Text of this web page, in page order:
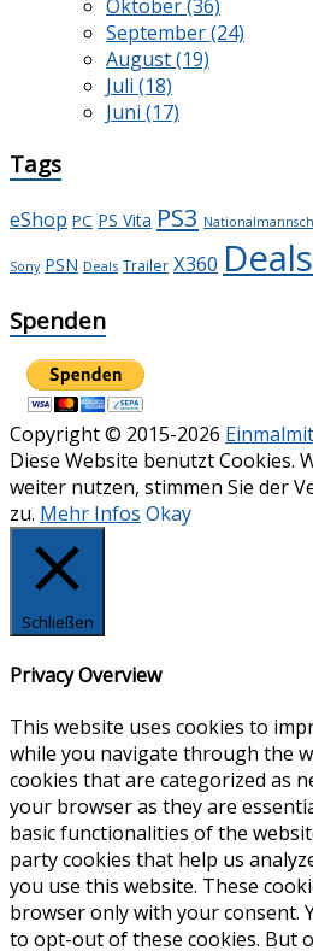
Oktober (36)
September (24)
August (19)
Juli (18)
Juni (17)
Tags
eShop PC PS Vita PS3
Sony PSN Deals Trailer X360
Spenden
Copyright © 2015-2026
Diese Website benutzt Cookies.
weiter nutzen, stimmen Sie der
zu. Mehr Infos Okay
Schließen
Privacy Overview
This website uses cookies to
while you navigate through the
cookies that are categorized as
your browser as they are
basic functionalities of the
party cookies that help us
you use this website. These
browser only with your consent.
to opt-out of these cookies. But